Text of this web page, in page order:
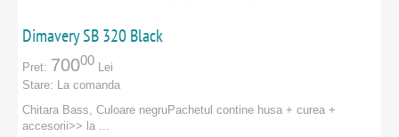
Dimavery SB 320 Black
Pret: 70000 Lei
Stare: La comanda
Chitara Bass, Culoare negruPachetul contine husa + curea +
accesorii>> la ...